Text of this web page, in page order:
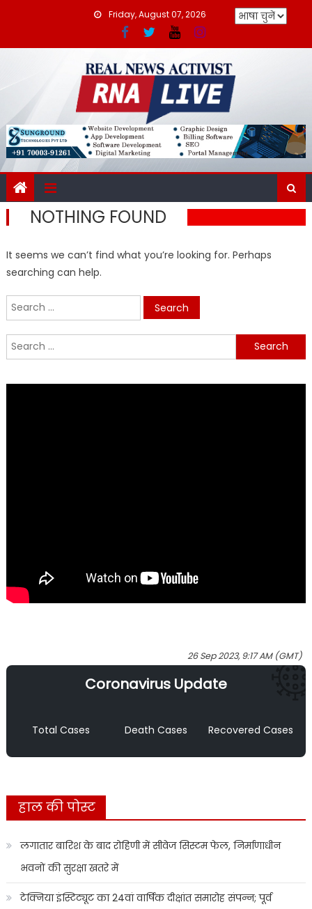
Friday, August 07, 2026
NOTHING FOUND
It seems we can’t find what you’re looking for. Perhaps
searching can help.
Search
for:
Search
for:
26 Sep 2023, 9:17 AM (GMT)
Coronavirus Update
Total Cases Death Cases Recovered Cases
हाल की पोस्ट
लगातार बारिश के बाद रोहिणी में सीवेज सिस्टम फेल, निर्माणाधीन
भवनों की सुरक्षा खतरे में
टेक्निया इंस्टिट्यूट का 24वां वार्षिक दीक्षांत समारोह संपन्न; पूर्व